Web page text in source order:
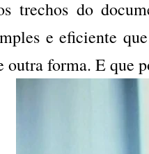
trechos do
e eficiente
outra forma. E que